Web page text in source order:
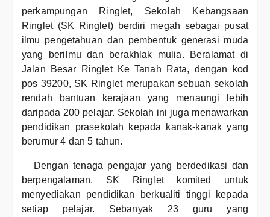
perkampungan Ringlet, Sekolah Kebangsaan
Ringlet (SK Ringlet) berdiri megah sebagai pusat
ilmu pengetahuan dan pembentuk generasi muda
yang berilmu dan berakhlak mulia. Beralamat di
Jalan Besar Ringlet Ke Tanah Rata, dengan kod
pos 39200, SK Ringlet merupakan sebuah sekolah
rendah bantuan kerajaan yang menaungi lebih
daripada 200 pelajar. Sekolah ini juga menawarkan
pendidikan prasekolah kepada kanak-kanak yang
berumur 4 dan 5 tahun.
Dengan tenaga pengajar yang berdedikasi dan
berpengalaman, SK Ringlet komited untuk
menyediakan pendidikan berkualiti tinggi kepada
setiap pelajar. Sebanyak 23 guru yang